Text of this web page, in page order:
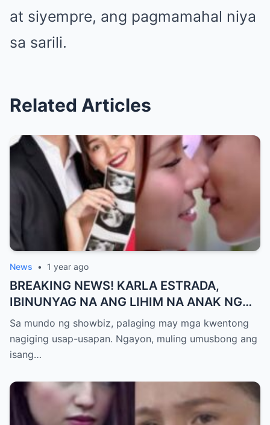
at siyempre, ang pagmamahal niya
sa sarili.
Related Articles
News • 1 year ago
BREAKING NEWS! KARLA ESTRADA,
IBINUNYAG NA ANG LIHIM NA ANAK NG
KATHNIEL! Matagal na Itinatagong
Katotohanan, Inilabas na sa Publiko — Fans
NAGULANTANG sa Rebelasyong Yumanig
Sa mundo ng showbiz, palaging may mga kwentong
nagiging usap-usapan. Ngayon, muling umusbong ang
isang…